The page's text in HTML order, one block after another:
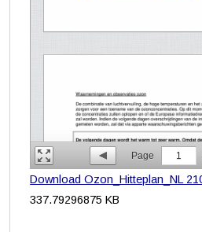
Page 1
Download Ozon_Hitteplan_NL
337.79296875 KB